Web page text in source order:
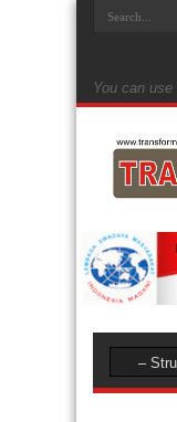
You can